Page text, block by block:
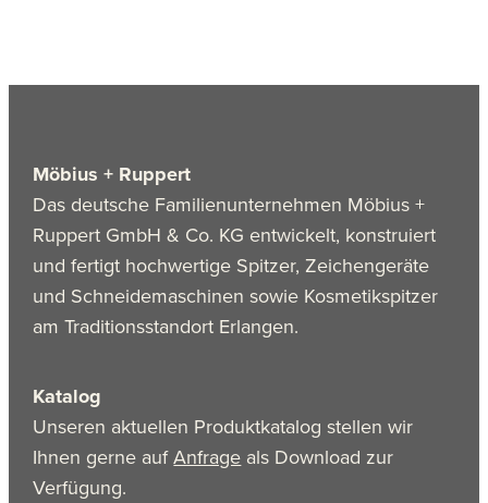
Möbius + Ruppert
Das deutsche Familienunternehmen Möbius +
Ruppert GmbH & Co. KG entwickelt, konstruiert
und fertigt hochwertige Spitzer, Zeichengeräte
und Schneidemaschinen sowie Kosmetikspitzer
am Traditionsstandort Erlangen.
Katalog
Unseren aktuellen Produktkatalog stellen wir
Ihnen gerne aufAnfrage als Download zur
Verfügung.